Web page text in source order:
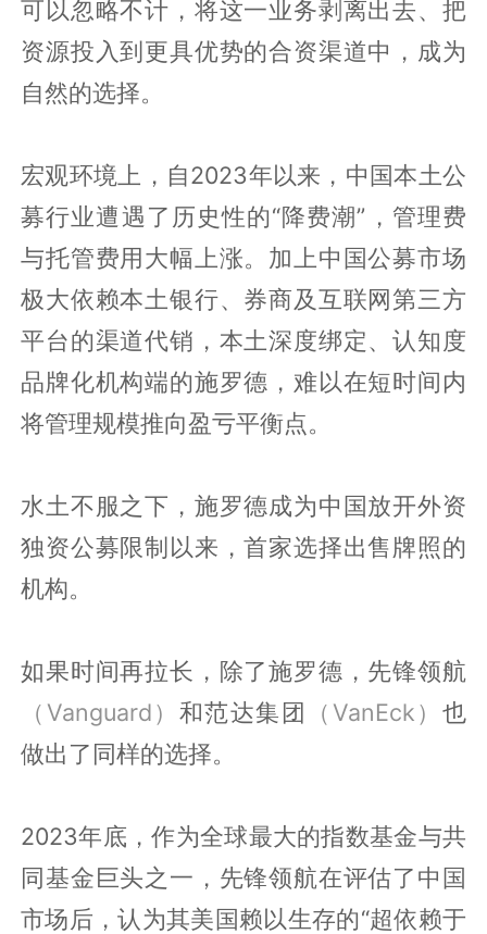
可以忽略不计，将这一业务剥离出去、把
资源投入到更具优势的合资渠道中，成为
自然的选择。
宏观环境上，自2023年以来，中国本土公
募行业遭遇了历史性的“降费潮”，管理费
与托管费用大幅上涨。加上中国公募市场
极大依赖本土银行、券商及互联网第三方
平台的渠道代销，本土深度绑定、认知度
品牌化机构端的施罗德，难以在短时间内
将管理规模推向盈亏平衡点。
水土不服之下，施罗德成为中国放开外资
独资公募限制以来，首家选择出售牌照的
机构。
如果时间再拉长，除了施罗德，先锋领航
（Vanguard） 和范达集团 （VanEck） 也
做出了同样的选择。
2023年底，作为全球最大的指数基金与共
同基金巨头之一，先锋领航在评估了中国
市场后，认为其美国赖以生存的“超依赖于